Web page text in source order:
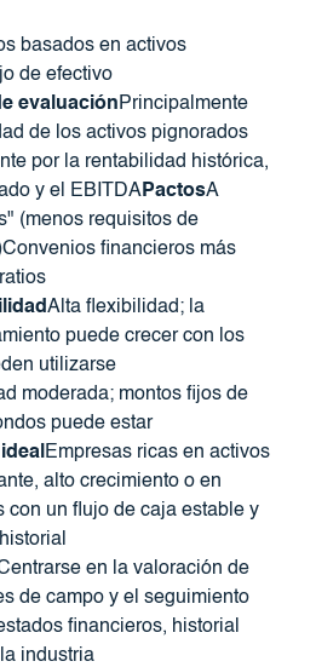
basados ​​en activos
de efectivo
evaluaciónPrincipalmente
de los activos pignorados
por la rentabilidad histórica,
y el EBITDAPactosA
(menos requisitos de
financieros más
Alta flexibilidad; la
puede crecer con los
utilizarse
moderada; montos fijos de
puede estar
Empresas ricas en activos
alto crecimiento o en
con un flujo de caja estable y
en la valoración de
de campo y el seguimiento
financieros, historial
industria